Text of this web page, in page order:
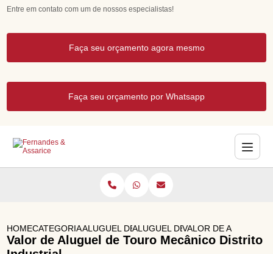
Entre em contato com um de nossos especialistas!
Faça seu orçamento agora mesmo
Faça seu orçamento por Whatsapp
HOMECATEGORIASALUGUEL DE BRINQUEDOS
ALUGUEL DE BRINQUEDOS PARA
VALOR DE ALUGUEL
Valor de Aluguel de Touro Mecânico Distrito